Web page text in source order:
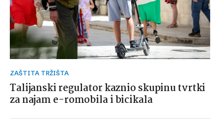
ZAŠTITA TRŽIŠTA
Talijanski regulator kaznio skupinu tvrtki
za najam e-romobila i bicikala